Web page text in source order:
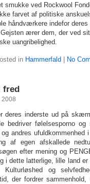
smukke ved Rockwool
farvet af politiske
håndværkere indefor
ærer dem, der ved
uangribelighed.
in Hammerfald No
fred
2008
deres inderste ud på
bedriver følelsesporno
andres ufuldkommenhed
af egen afskallede
efter mening og
i dette latterlige, lille land
og
der fordrer